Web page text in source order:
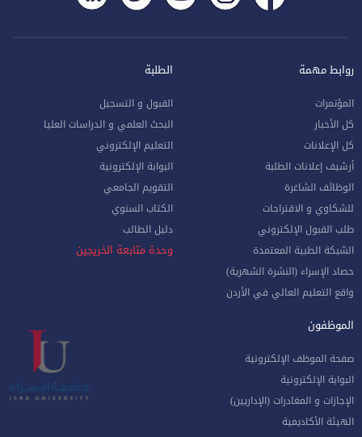
روابط مهمة
المؤتمرات
كل الأخبار
كل الإعلانات
أرشيف إعلانات الطلبة
الوظائف الشاغرة
للشكاوي و الاقتراحات
طلب القبول الإلكتروني
الشبكة الطبية المعتمدة
حصاد الإسراء (النشرة الشهرية)
واقع التعليم العالي في الأردن
الطلبة
القبول و التسجيل
البحث العلمي و الدراسات العليا
التعليم الإلكتروني
البوابة الإلكترونية
التقويم الجامعي
الكتاب السنوي
دليل الطالب
وحدة متابعة الخريجين
الموظفون
صفحة الموظف الإلكترونية
البوابة الإلكترونية
الإجازات و المغادرات (الإداريين)
الهيئة الأكاديمية